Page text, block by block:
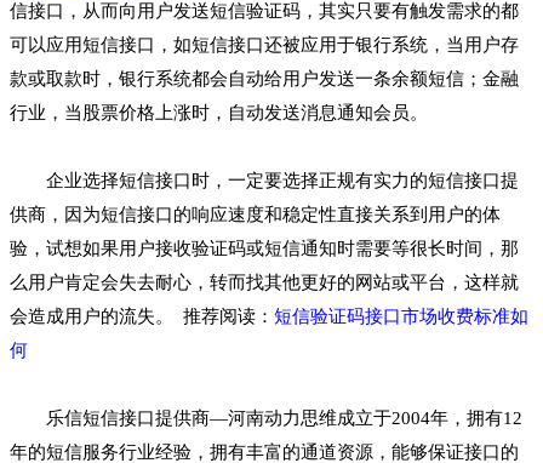
信接口，从而向用户发送短信验证码，其实只要有触发需求的都
可以应用短信接口，如短信接口还被应用于银行系统，当用户存
款或取款时，银行系统都会自动给用户发送一条余额短信；金融
行业，当股票价格上涨时，自动发送消息通知会员。
企业选择短信接口时，一定要选择正规有实力的短信接口提
供商，因为短信接口的响应速度和稳定性直接关系到用户的体
验，试想如果用户接收验证码或短信通知时需要等很长时间，那
么用户肯定会失去耐心，转而找其他更好的网站或平台，这样就
会造成用户的流失。 推荐阅读： 短信验证码接口市场收费标准如
何
乐信短信接口提供商—河南动力思维成立于2004年，拥有12
年的短信服务行业经验，拥有丰富的通道资源，能够保证接口的